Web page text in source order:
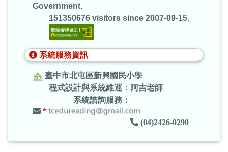
Government.
151350676 visitors since 2007-09-15.
系統服務資訊
臺中市北屯區新興國民小學
程式設計與系統維運：阿吉老師
系統諮詢服務：
*
(04)2426-0290